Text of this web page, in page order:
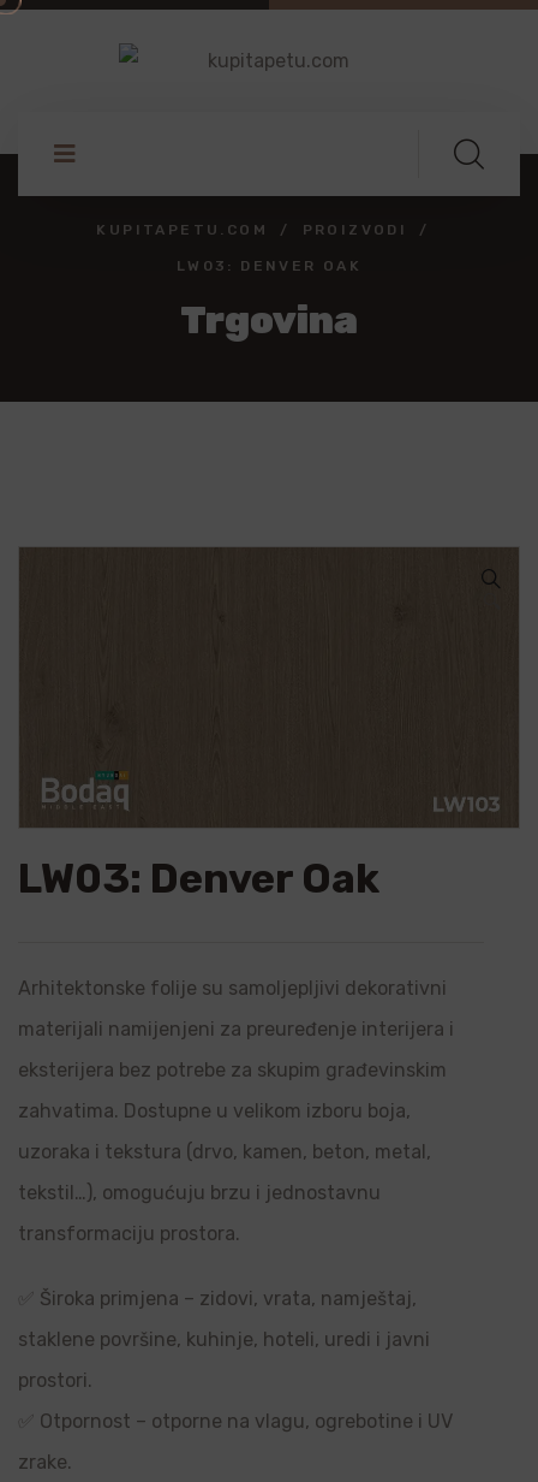
KUPITAPETU.COM PROIZVODI
LW03: DENVER OAK
Trgovina
LW03: Denver Oak
Arhitektonske folije su samoljepljivi dekorativni
materijali namijenjeni za preuređenje interijera i
eksterijera bez potrebe za skupim građevinskim
zahvatima. Dostupne u velikom izboru boja,
uzoraka i tekstura (drvo, kamen, beton, metal,
tekstil…), omogućuju brzu i jednostavnu
transformaciju prostora.
✅ Široka primjena – zidovi, vrata, namještaj,
staklene površine, kuhinje, hoteli, uredi i javni
prostori.
✅ Otpornost – otporne na vlagu, ogrebotine i UV
zrake.